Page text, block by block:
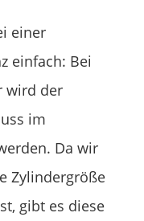
einer
einfach: Bei
wird der
im
Da wir
Zylindergröße
gibt es diese